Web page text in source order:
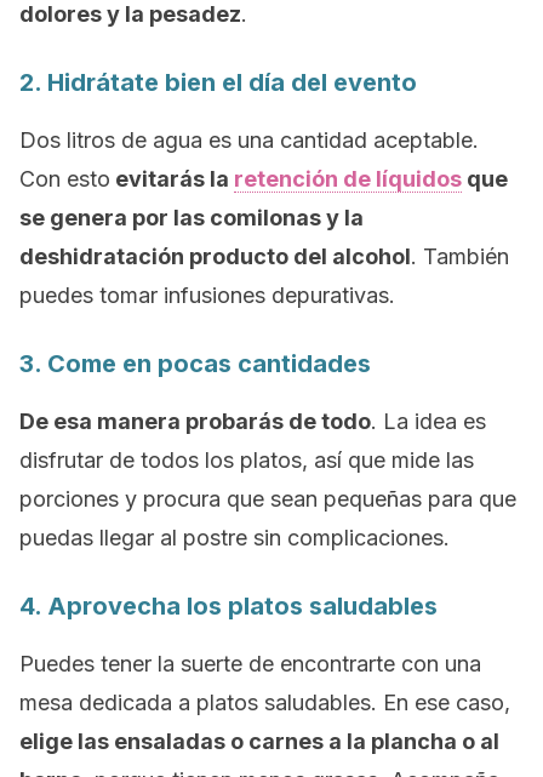
dolores y la pesadez.
2. Hidrátate bien el día del evento
Dos litros de agua es una cantidad aceptable.
Con esto evitarás la retención de líquidos que
se genera por las comilonas y la
deshidratación producto del alcohol. También
puedes tomar infusiones depurativas.
3. Come en pocas cantidades
De esa manera probarás de todo. La idea es
disfrutar de todos los platos, así que mide las
porciones y procura que sean pequeñas para que
puedas llegar al postre sin complicaciones.
4. Aprovecha los platos saludables
Puedes tener la suerte de encontrarte con una
mesa dedicada a platos saludables. En ese caso,
elige las ensaladas o carnes a la plancha o al